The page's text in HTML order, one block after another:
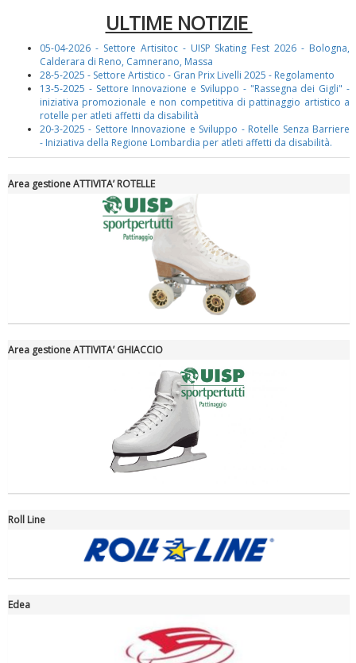
Luglio 2026: "Pensando con i piedi, si possono fare le
rivoluzioni"
Tiziano Pesce a Radio InBlu2000 traccia il bilancio della stagione
Ddl Lobby, Uisp: “Il Parlamento valorizzi le nostre specificità"
ULTIME NOTIZIE
05-04-2026 - Settore Artisitoc - UISP Skating Fest 2026 - Bologna,
Calderara di Reno, Camnerano, Massa
28-5-2025 - Settore Artistico - Gran Prix Livelli 2025 - Regolamento
13-5-2025 - Settore Innovazione e Sviluppo - "Rassegna dei Gigli" -
iniziativa promozionale e non competitiva di pattinaggio artistico a
rotelle per atleti affetti da disabilità
20-3-2025 - Settore Innovazione e Sviluppo - Rotelle Senza Barriere
- Iniziativa della Regione Lombardia per atleti affetti da disabilità.
Area gestione ATTIVITA’ ROTELLE
Area gestione ATTIVITA’ GHIACCIO
Roll Line
Edea